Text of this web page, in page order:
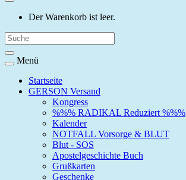
Der Warenkorb ist leer.
Menü
Startseite
GERSON Versand
Kongress
%%% RADIKAL Reduziert %%%
Kalender
NOTFALL Vorsorge & BLUT
Blut - SOS
Apostelgeschichte Buch
Grußkarten
Geschenke